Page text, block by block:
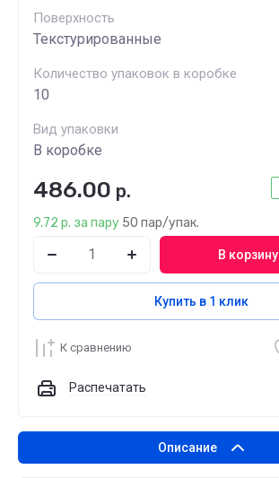
Поверхность
Текстурированные
Количество упаковок в коробке
10
Вид упаковки
В коробке
486.00 р.
9.72 р. за пару 50 пар/упак.
В корзину
Купить в 1 клик
К сравнению
Распечатать
Описание